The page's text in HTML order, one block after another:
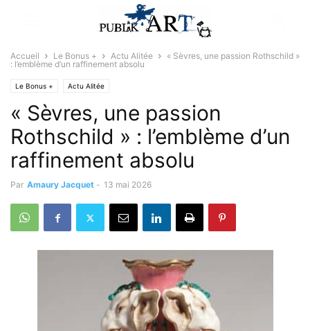
Accueil Le Bonus + Actu Alitée
« Sèvres, une passion Rothschild »
: l’emblème d’un raffinement absolu
Le Bonus + Actu Alitée
« Sèvres, une passion
Rothschild » : l’emblème d’un
raffinement absolu
Par Amaury Jacquet - 13 mai 2026